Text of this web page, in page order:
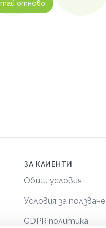
отново
ЗА КЛИЕНТИ
Общи условия
Условия за ползване
GDPR политика